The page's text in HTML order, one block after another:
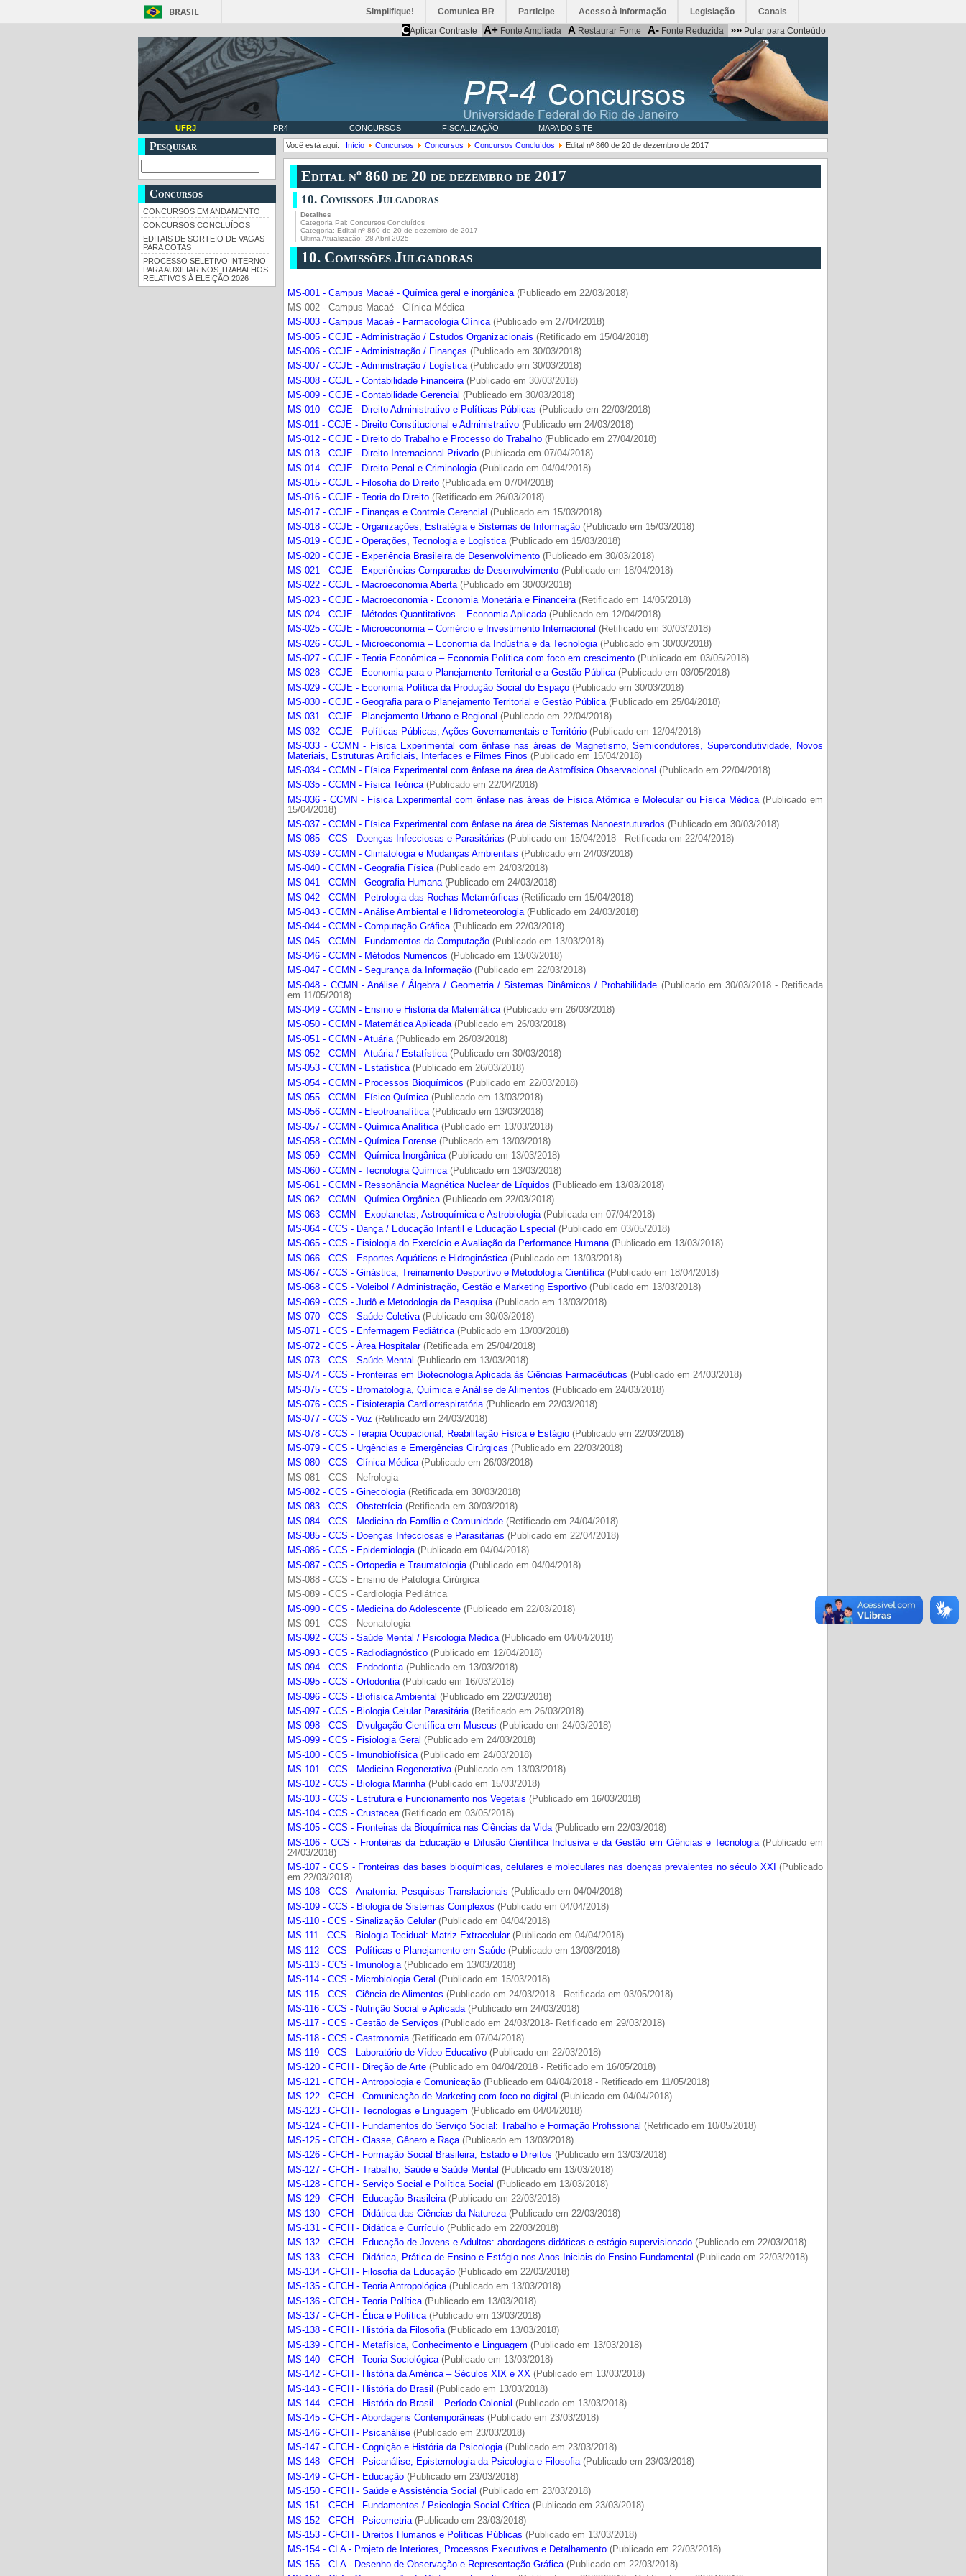
BRASIL Simplifique! Comunica BR Participe Acesso à informação Legislação Canais
CAplicar Contraste A+ Fonte Ampliada A Restaurar Fonte A- Fonte Reduzida »» Pular para Conteúdo
UFRJ PR4 CONCURSOS FISCALIZAÇÃO MAPA DO SITE
Pesquisar
Concursos
CONCURSOS EM ANDAMENTO
CONCURSOS CONCLUÍDOS
EDITAIS DE SORTEIO DE VAGAS
PARA COTAS
PROCESSO SELETIVO INTERNO
PARA AUXILIAR NOS TRABALHOS
RELATIVOS À ELEIÇÃO 2026
Você está aqui: Início Concursos Concursos Concursos Concluídos Edital nº 860 de 20 de dezembro de 2017
Edital nº 860 de 20 de dezembro de 2017
10. Comissoes Julgadoras
Detalhes
Categoria Pai:Concursos Concluídos
Categoria: Edital nº 860 de 20 de dezembro de 2017
Última Atualização: 28 Abril 2025
10. Comissões Julgadoras
MS-001 - Campus Macaé - Química geral e inorgânica (Publicado em 22/03/2018)
MS-002 - Campus Macaé - Clínica Médica
MS-003 - Campus Macaé - Farmacologia Clínica(Publicado em 27/04/2018)
MS-005 - CCJE - Administração / Estudos Organizacionais (Retificado em 15/04/2018)
MS-006 - CCJE - Administração / Finanças (Publicado em 30/03/2018)
MS-007 - CCJE - Administração / Logística(Publicado em 30/03/2018)
MS-008 - CCJE - Contabilidade Financeira (Publicado em 30/03/2018)
MS-009 - CCJE - Contabilidade Gerencial (Publicado em 30/03/2018)
MS-010 - CCJE - Direito Administrativo e Políticas Públicas (Publicado em 22/03/2018)
MS-011 - CCJE - Direito Constitucional e Administrativo (Publicado em 24/03/2018)
MS-012 - CCJE - Direito do Trabalho e Processo do Trabalho (Publicado em 27/04/2018)
MS-013 - CCJE - Direito Internacional Privado (Publicada em 07/04/2018)
MS-014 - CCJE - Direito Penal e Criminologia (Publicado em 04/04/2018)
MS-015 - CCJE - Filosofia do Direito (Publicada em 07/04/2018)
MS-016 - CCJE - Teoria do Direito (Retificado em 26/03/2018)
MS-017 - CCJE - Finanças e Controle Gerencial (Publicado em 15/03/2018)
MS-018 - CCJE - Organizações, Estratégia e Sistemas de Informação (Publicado em 15/03/2018)
MS-019 - CCJE - Operações, Tecnologia e Logística(Publicado em 15/03/2018)
MS-020 - CCJE - Experiência Brasileira de Desenvolvimento (Publicado em 30/03/2018)
MS-021 - CCJE - Experiências Comparadas de Desenvolvimento (Publicado em 18/04/2018)
MS-022 - CCJE - Macroeconomia Aberta(Publicado em 30/03/2018)
MS-023 - CCJE - Macroeconomia - Economia Monetária e Financeira (Retificado em 14/05/2018)
MS-024 - CCJE - Métodos Quantitativos – Economia Aplicada(Publicado em 12/04/2018)
MS-025 - CCJE - Microeconomia – Comércio e Investimento Internacional (Retificado em 30/03/2018)
MS-026 - CCJE - Microeconomia – Economia da Indústria e da Tecnologia (Publicado em 30/03/2018)
MS-027 - CCJE - Teoria Econômica – Economia Política com foco em crescimento (Publicado em 03/05/2018)
MS-028 - CCJE - Economia para o Planejamento Territorial e a Gestão Pública(Publicado em 03/05/2018)
MS-029 - CCJE - Economia Política da Produção Social do Espaço (Publicado em 30/03/2018)
MS-030 - CCJE - Geografia para o Planejamento Territorial e Gestão Pública(Publicado em 25/04/2018)
MS-031 - CCJE - Planejamento Urbano e Regional (Publicado em 22/04/2018)
MS-032 - CCJE - Políticas Públicas, Ações Governamentais e Território (Publicado em 12/04/2018)
MS-033 - CCMN - Física Experimental com ênfase nas áreas de Magnetismo, Semicondutores, Supercondutividade, Novos
Materiais, Estruturas Artificiais, Interfaces e Filmes Finos (Publicado em 15/04/2018)
MS-034 - CCMN - Física Experimental com ênfase na área de Astrofísica Observacional (Publicado em 22/04/2018)
MS-035 - CCMN - Física Teórica(Publicado em 22/04/2018)
MS-036 - CCMN - Física Experimental com ênfase nas áreas de Física Atômica e Molecular ou Física Médica(Publicado em
15/04/2018)
MS-037 - CCMN - Física Experimental com ênfase na área de Sistemas Nanoestruturados (Publicado em 30/03/2018)
MS-085 - CCS - Doenças Infecciosas e Parasitárias (Publicado em 15/04/2018 - Retificada em 22/04/2018)
MS-039 - CCMN - Climatologia e Mudanças Ambientais (Publicado em 24/03/2018)
MS-040 - CCMN - Geografia Física(Publicado em 24/03/2018)
MS-041 - CCMN - Geografia Humana(Publicado em 24/03/2018)
MS-042 - CCMN - Petrologia das Rochas Metamórficas (Retificado em 15/04/2018)
MS-043 - CCMN - Análise Ambiental e Hidrometeorologia(Publicado em 24/03/2018)
MS-044 - CCMN - Computação Gráfica(Publicado em 22/03/2018)
MS-045 - CCMN - Fundamentos da Computação (Publicado em 13/03/2018)
MS-046 - CCMN - Métodos Numéricos (Publicado em 13/03/2018)
MS-047 - CCMN - Segurança da Informação (Publicado em 22/03/2018)
MS-048 - CCMN - Análise / Álgebra / Geometria / Sistemas Dinâmicos / Probabilidade (Publicado em 30/03/2018 - Retificada
em 11/05/2018)
MS-049 - CCMN - Ensino e História da Matemática(Publicado em 26/03/2018)
MS-050 - CCMN - Matemática Aplicada(Publicado em 26/03/2018)
MS-051 - CCMN - Atuária (Publicado em 26/03/2018)
MS-052 - CCMN - Atuária / Estatística(Publicado em 30/03/2018)
MS-053 - CCMN - Estatística(Publicado em 26/03/2018)
MS-054 - CCMN - Processos Bioquímicos (Publicado em 22/03/2018)
MS-055 - CCMN - Físico-Química(Publicado em 13/03/2018)
MS-056 - CCMN - Eleotroanalítica(Publicado em 13/03/2018)
MS-057 - CCMN - Química Analítica (Publicado em 13/03/2018)
MS-058 - CCMN - Química Forense (Publicado em 13/03/2018)
MS-059 - CCMN - Química Inorgânica(Publicado em 13/03/2018)
MS-060 - CCMN - Tecnologia Química (Publicado em 13/03/2018)
MS-061 - CCMN - Ressonância Magnética Nuclear de Líquidos (Publicado em 13/03/2018)
MS-062 - CCMN - Química Orgânica(Publicado em 22/03/2018)
MS-063 - CCMN - Exoplanetas, Astroquímica e Astrobiologia (Publicada em 07/04/2018)
MS-064 - CCS - Dança / Educação Infantil e Educação Especial (Publicado em 03/05/2018)
MS-065 - CCS - Fisiologia do Exercício e Avaliação da Performance Humana(Publicado em 13/03/2018)
MS-066 - CCS - Esportes Aquáticos e Hidroginástica (Publicado em 13/03/2018)
MS-067 - CCS - Ginástica, Treinamento Desportivo e Metodologia Científica(Publicado em 18/04/2018)
MS-068 - CCS - Voleibol / Administração, Gestão e Marketing Esportivo (Publicado em 13/03/2018)
MS-069 - CCS - Judô e Metodologia da Pesquisa (Publicado em 13/03/2018)
MS-070 - CCS - Saúde Coletiva(Publicado em 30/03/2018)
MS-071 - CCS - Enfermagem Pediátrica(Publicado em 13/03/2018)
MS-072 - CCS - Área Hospitalar(Retificada em 25/04/2018)
MS-073 - CCS - Saúde Mental (Publicado em 13/03/2018)
MS-074 - CCS - Fronteiras em Biotecnologia Aplicada às Ciências Farmacêuticas (Publicado em 24/03/2018)
MS-075 - CCS - Bromatologia, Química e Análise de Alimentos (Publicado em 24/03/2018)
MS-076 - CCS - Fisioterapia Cardiorrespiratória(Publicado em 22/03/2018)
MS-077 - CCS - Voz (Retificado em 24/03/2018)
MS-078 - CCS - Terapia Ocupacional, Reabilitação Física e Estágio (Publicado em 22/03/2018)
MS-079 - CCS - Urgências e Emergências Cirúrgicas (Publicado em 22/03/2018)
MS-080 - CCS - Clínica Médica(Publicado em 26/03/2018)
MS-081 - CCS - Nefrologia
MS-082 - CCS - Ginecologia(Retificada em 30/03/2018)
MS-083 - CCS - Obstetrícia(Retificada em 30/03/2018)
MS-084 - CCS - Medicina da Família e Comunidade (Retificado em 24/04/2018)
MS-085 - CCS - Doenças Infecciosas e Parasitárias (Publicado em 22/04/2018)
MS-086 - CCS - Epidemiologia(Publicado em 04/04/2018)
MS-087 - CCS - Ortopedia e Traumatologia (Publicado em 04/04/2018)
MS-088 - CCS - Ensino de Patologia Cirúrgica
MS-089 - CCS - Cardiologia Pediátrica
MS-090 - CCS - Medicina do Adolescente (Publicado em 22/03/2018)
MS-091 - CCS - Neonatologia
MS-092 - CCS - Saúde Mental / Psicologia Médica(Publicado em 04/04/2018)
MS-093 - CCS - Radiodiagnóstico (Publicado em 12/04/2018)
MS-094 - CCS - Endodontia(Publicado em 13/03/2018)
MS-095 - CCS - Ortodontia(Publicado em 16/03/2018)
MS-096 - CCS - Biofísica Ambiental (Publicado em 22/03/2018)
MS-097 - CCS - Biologia Celular Parasitária(Retificado em 26/03/2018)
MS-098 - CCS - Divulgação Científica em Museus (Publicado em 24/03/2018)
MS-099 - CCS - Fisiologia Geral (Publicado em 24/03/2018)
MS-100 - CCS - Imunobiofísica(Publicado em 24/03/2018)
MS-101 - CCS - Medicina Regenerativa(Publicado em 13/03/2018)
MS-102 - CCS - Biologia Marinha(Publicado em 15/03/2018)
MS-103 - CCS - Estrutura e Funcionamento nos Vegetais (Publicado em 16/03/2018)
MS-104 - CCS - Crustacea(Retificado em 03/05/2018)
MS-105 - CCS - Fronteiras da Bioquímica nas Ciências da Vida(Publicado em 22/03/2018)
MS-106 - CCS - Fronteiras da Educação e Difusão Científica Inclusiva e da Gestão em Ciências e Tecnologia(Publicado em
24/03/2018)
MS-107 - CCS - Fronteiras das bases bioquímicas, celulares e moleculares nas doenças prevalentes no século XXI (Publicado
em 22/03/2018)
MS-108 - CCS - Anatomia: Pesquisas Translacionais (Publicado em 04/04/2018)
MS-109 - CCS - Biologia de Sistemas Complexos (Publicado em 04/04/2018)
MS-110 - CCS - Sinalização Celular(Publicado em 04/04/2018)
MS-111 - CCS - Biologia Tecidual: Matriz Extracelular(Publicado em 04/04/2018)
MS-112 - CCS - Políticas e Planejamento em Saúde (Publicado em 13/03/2018)
MS-113 - CCS - Imunologia(Publicado em 13/03/2018)
MS-114 - CCS - Microbiologia Geral (Publicado em 15/03/2018)
MS-115 - CCS - Ciência de Alimentos (Publicado em 24/03/2018 - Retificada em 03/05/2018)
MS-116 - CCS - Nutrição Social e Aplicada(Publicado em 24/03/2018)
MS-117 - CCS - Gestão de Serviços (Publicado em 24/03/2018- Retificado em 29/03/2018)
MS-118 - CCS - Gastronomia (Retificado em 07/04/2018)
MS-119 - CCS - Laboratório de Vídeo Educativo (Publicado em 22/03/2018)
MS-120 - CFCH - Direção de Arte (Publicado em 04/04/2018 - Retificado em 16/05/2018)
MS-121 - CFCH - Antropologia e Comunicação (Publicado em 04/04/2018 - Retificado em 11/05/2018)
MS-122 - CFCH - Comunicação de Marketing com foco no digital (Publicado em 04/04/2018)
MS-123 - CFCH - Tecnologias e Linguagem (Publicado em 04/04/2018)
MS-124 - CFCH - Fundamentos do Serviço Social: Trabalho e Formação Profissional (Retificado em 10/05/2018)
MS-125 - CFCH - Classe, Gênero e Raça(Publicado em 13/03/2018)
MS-126 - CFCH - Formação Social Brasileira, Estado e Direitos (Publicado em 13/03/2018)
MS-127 - CFCH - Trabalho, Saúde e Saúde Mental (Publicado em 13/03/2018)
MS-128 - CFCH - Serviço Social e Política Social (Publicado em 13/03/2018)
MS-129 - CFCH - Educação Brasileira(Publicado em 22/03/2018)
MS-130 - CFCH - Didática das Ciências da Natureza (Publicado em 22/03/2018)
MS-131 - CFCH - Didática e Currículo (Publicado em 22/03/2018)
MS-132 - CFCH - Educação de Jovens e Adultos: abordagens didáticas e estágio supervisionado (Publicado em 22/03/2018)
MS-133 - CFCH - Didática, Prática de Ensino e Estágio nos Anos Iniciais do Ensino Fundamental (Publicado em 22/03/2018)
MS-134 - CFCH - Filosofia da Educação (Publicado em 22/03/2018)
MS-135 - CFCH - Teoria Antropológica(Publicado em 13/03/2018)
MS-136 - CFCH - Teoria Política (Publicado em 13/03/2018)
MS-137 - CFCH - Ética e Política(Publicado em 13/03/2018)
MS-138 - CFCH - História da Filosofia(Publicado em 13/03/2018)
MS-139 - CFCH - Metafísica, Conhecimento e Linguagem (Publicado em 13/03/2018)
MS-140 - CFCH - Teoria Sociológica(Publicado em 13/03/2018)
MS-142 - CFCH - História da América – Séculos XIX e XX (Publicado em 13/03/2018)
MS-143 - CFCH - História do Brasil (Publicado em 13/03/2018)
MS-144 - CFCH - História do Brasil – Período Colonial (Publicado em 13/03/2018)
MS-145 - CFCH - Abordagens Contemporâneas (Publicado em 23/03/2018)
MS-146 - CFCH - Psicanálise (Publicado em 23/03/2018)
MS-147 - CFCH - Cognição e História da Psicologia(Publicado em 23/03/2018)
MS-148 - CFCH - Psicanálise, Epistemologia da Psicologia e Filosofia(Publicado em 23/03/2018)
MS-149 - CFCH - Educação (Publicado em 23/03/2018)
MS-150 - CFCH - Saúde e Assistência Social (Publicado em 23/03/2018)
MS-151 - CFCH - Fundamentos / Psicologia Social Crítica(Publicado em 23/03/2018)
MS-152 - CFCH - Psicometria (Publicado em 23/03/2018)
MS-153 - CFCH - Direitos Humanos e Políticas Públicas (Publicado em 13/03/2018)
MS-154 - CLA - Projeto de Interiores, Processos Executivos e Detalhamento (Publicado em 22/03/2018)
MS-155 - CLA - Desenho de Observação e Representação Gráfica (Publicado em 22/03/2018)